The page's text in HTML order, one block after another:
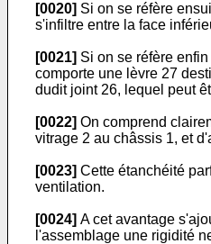
[0020] Si on se réfère
s'infiltre entre la face
[0021] Si on se réfère
comporte une lèvre 27
dudit joint 26, lequel peut
[0022] On comprend
vitrage 2 au châssis 1, et
[0023] Cette étanchéité
ventilation.
[0024] A cet avantage
l'assemblage une rigidité